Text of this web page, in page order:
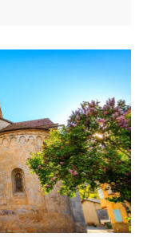
le porte per ammirare
tipico